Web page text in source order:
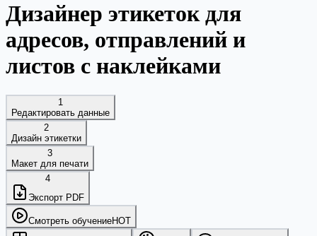
Дизайнер этикеток для
адресов, отправлений и
листов с наклейками
1
Редактировать данные
2
Дизайн этикетки
3
Макет для печати
4
Экспорт PDF
Смотреть обучениеHOT